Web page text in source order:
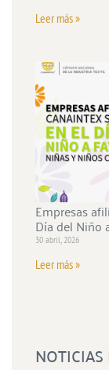
Leer más »
Empresas
Día del Niño
30 abril, 2026
Leer más »
NOTICIAS